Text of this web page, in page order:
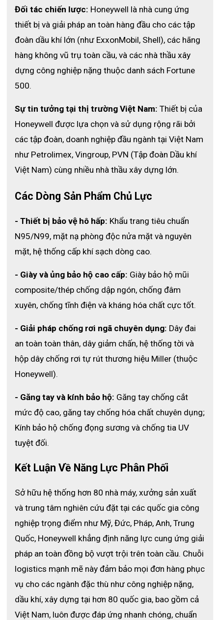
Đối tác chiến lược: Honeywell là nhà cung ứng
thiết bị và giải pháp an toàn hàng đầu cho các tập
đoàn dầu khí lớn (như ExxonMobil, Shell), các hãng
hàng không vũ trụ toàn cầu, và các nhà thầu xây
dựng công nghiệp nặng thuộc danh sách Fortune
500.
Sự tin tưởng tại thị trường Việt Nam: Thiết bị của
Honeywell được lựa chọn và sử dụng rộng rãi bởi
các tập đoàn, doanh nghiệp đầu ngành tại Việt Nam
như Petrolimex, Vingroup, PVN (Tập đoàn Dầu khí
Việt Nam) cùng nhiều nhà thầu xây dựng lớn.
Các Dòng Sản Phẩm Chủ Lực
- Thiết bị bảo vệ hô hấp: Khẩu trang tiêu chuẩn
N95/N99, mặt nạ phòng độc nửa mặt và nguyên
mặt, hệ thống cấp khí sạch dòng cao.
- Giày và ủng bảo hộ cao cấp: Giày bảo hộ mũi
composite/thép chống dập ngón, chống đâm
xuyên, chống tĩnh điện và kháng hóa chất cực tốt.
- Giải pháp chống rơi ngã chuyên dụng: Dây đai
an toàn toàn thân, dây giảm chấn, hệ thống tời và
hộp dây chống rơi tự rút thương hiệu Miller (thuộc
Honeywell).
- Găng tay và kính bảo hộ: Găng tay chống cắt
mức độ cao, găng tay chống hóa chất chuyên dụng;
Kính bảo hộ chống đọng sương và chống tia UV
tuyệt đối.
Kết Luận Về Năng Lực Phân Phối
Sở hữu hệ thống hơn 80 nhà máy, xưởng sản xuất
và trung tâm nghiên cứu đặt tại các quốc gia công
nghiệp trọng điểm như Mỹ, Đức, Pháp, Anh, Trung
Quốc, Honeywell khẳng định năng lực cung ứng giải
pháp an toàn đồng bộ vượt trội trên toàn cầu. Chuỗi
logistics mạnh mẽ này đảm bảo mọi đơn hàng phục
vụ cho các ngành đặc thù như công nghiệp nặng,
dầu khí, xây dựng tại hơn 80 quốc gia, bao gồm cả
Việt Nam, luôn được đáp ứng nhanh chóng, chuẩn